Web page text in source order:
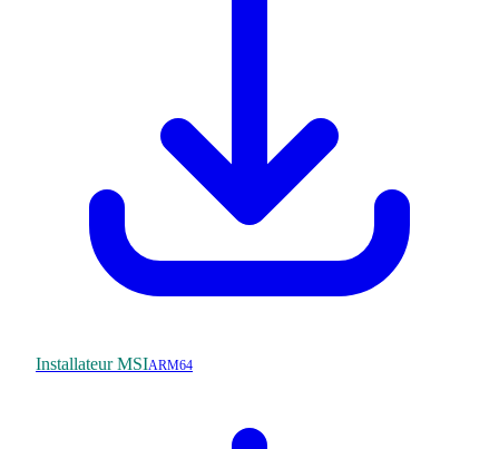
Installateur MSIARM64